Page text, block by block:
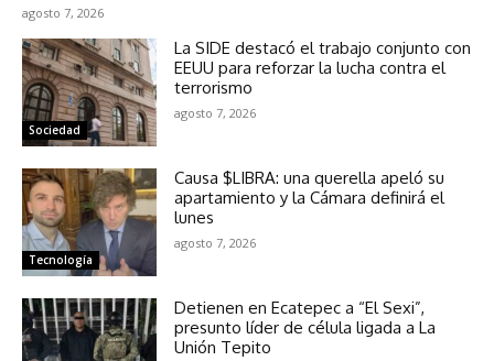
agosto 7, 2026
Sociedad
La SIDE destacó el trabajo conjunto con
EEUU para reforzar la lucha contra el
terrorismo
agosto 7, 2026
Tecnología
Causa $LIBRA: una querella apeló su
apartamiento y la Cámara definirá el
lunes
agosto 7, 2026
Detienen en Ecatepec a “El Sexi”,
presunto líder de célula ligada a La
Unión Tepito